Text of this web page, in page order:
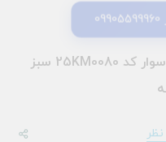
فرش ماشینی کودک طرح بالن سوار کد 25KM0080 سبز